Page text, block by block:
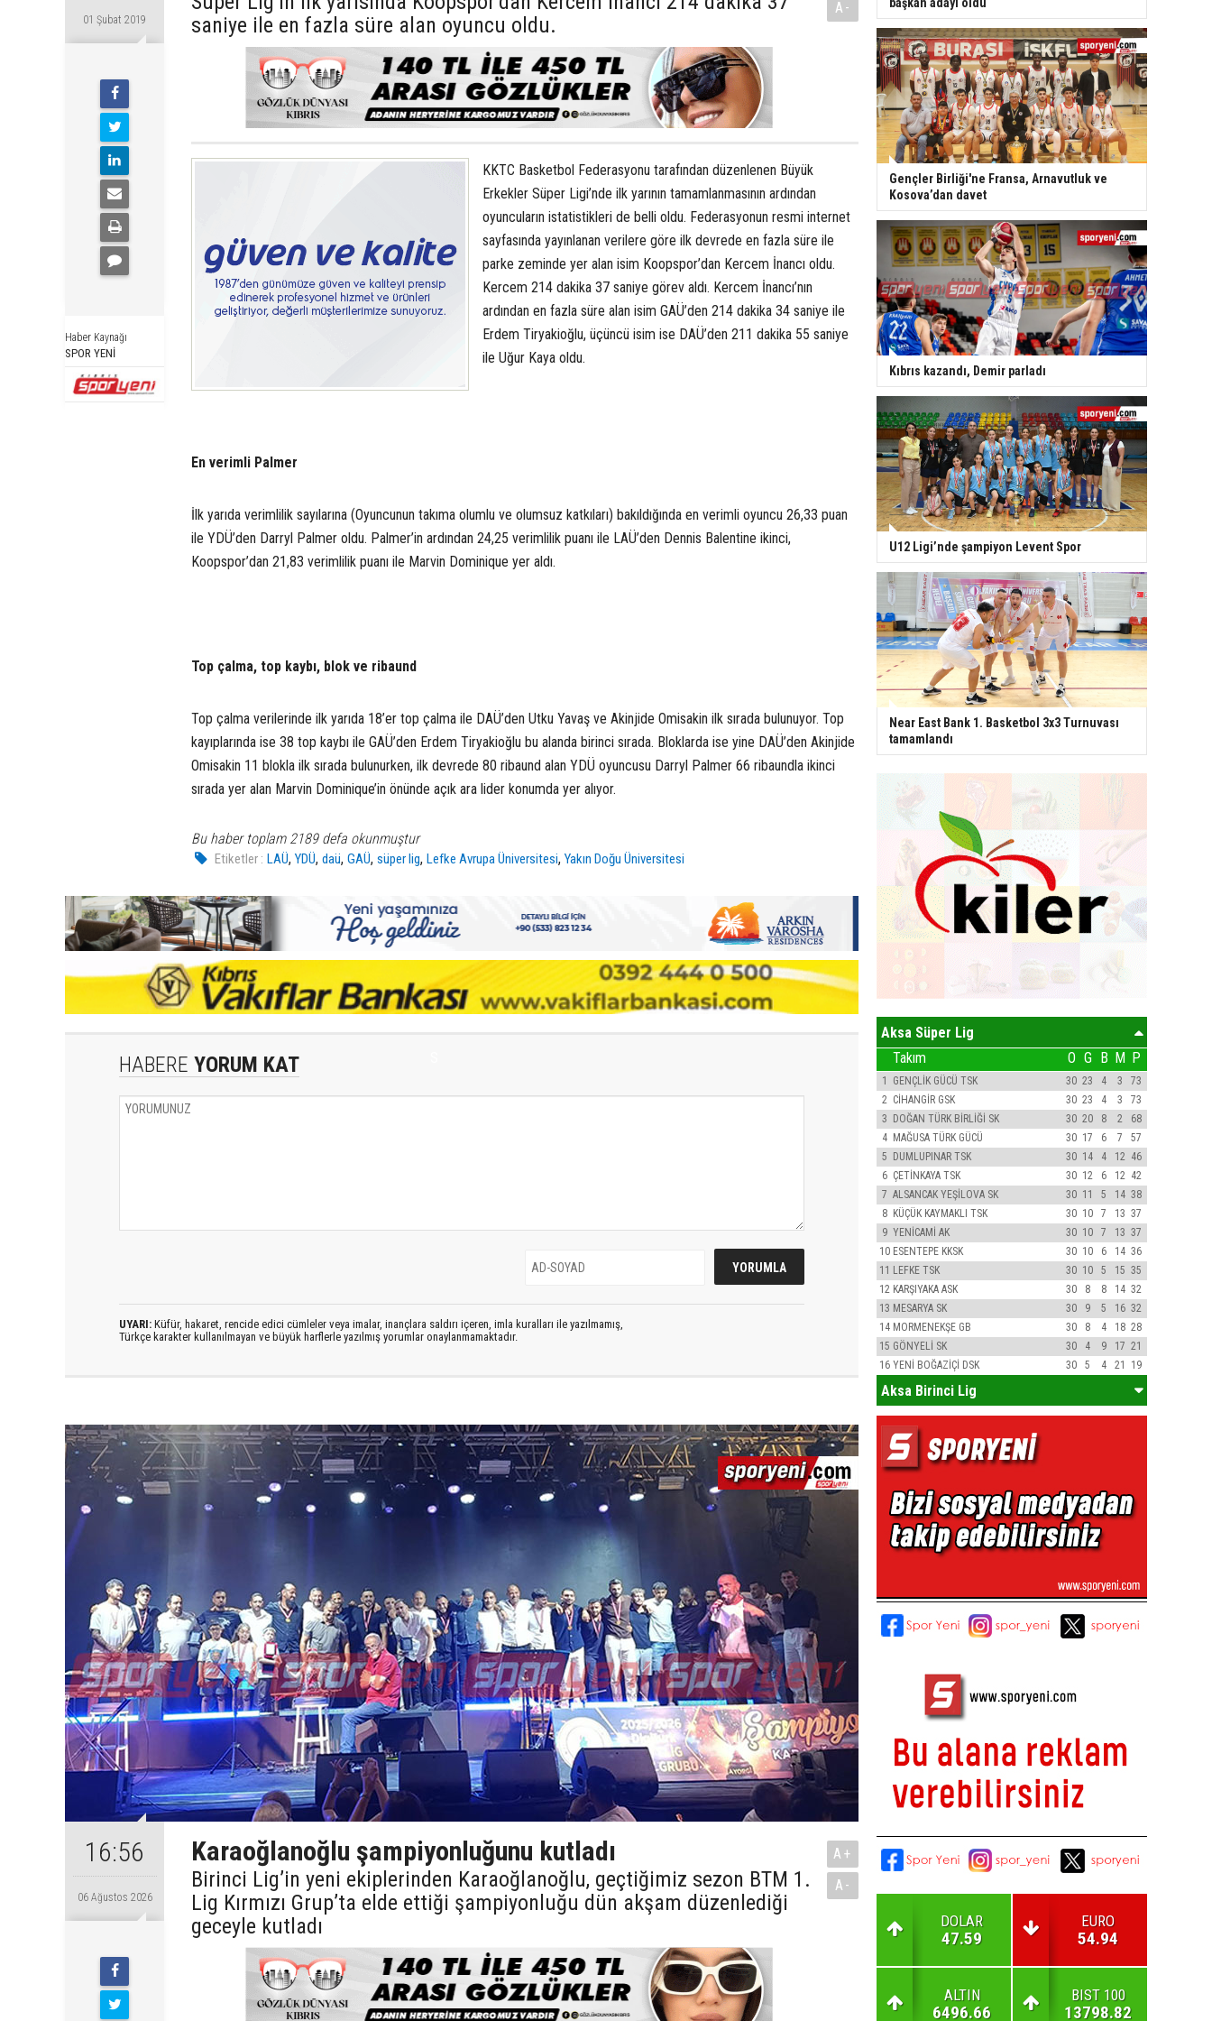
01 Şubat 2019
Haber Kaynağı
SPOR YENİ
saniye ile en fazla süre alan oyuncu oldu.
A-
KKTC Basketbol Federasyonu tarafından düzenlenen Büyük
Erkekler Süper Ligi’nde ilk yarının tamamlanmasının ardından
oyuncuların istatistikleri de belli oldu. Federasyonun resmi internet
sayfasında yayınlanan verilere göre ilk devrede en fazla süre ile
parke zeminde yer alan isim Koopspor’dan Kercem İnancı oldu.
Kercem 214 dakika 37 saniye görev aldı. Kercem İnancı’nın
ardından en fazla süre alan isim GAÜ’den 214 dakika 34 saniye ile
Erdem Tiryakioğlu, üçüncü isim ise DAÜ’den 211 dakika 55 saniye
ile Uğur Kaya oldu.
En verimli Palmer
İlk yarıda verimlilik sayılarına (Oyuncunun takıma olumlu ve olumsuz katkıları) bakıldığında en verimli oyuncu 26,33 puan
ile YDÜ’den Darryl Palmer oldu. Palmer’in ardından 24,25 verimlilik puanı ile LAÜ’den Dennis Balentine ikinci,
Koopspor’dan 21,83 verimlilik puanı ile Marvin Dominique yer aldı.
Top çalma, top kaybı, blok ve ribaund
Top çalma verilerinde ilk yarıda 18’er top çalma ile DAÜ’den Utku Yavaş ve Akinjide Omisakin ilk sırada bulunuyor. Top
kayıplarında ise 38 top kaybı ile GAÜ’den Erdem Tiryakioğlu bu alanda birinci sırada. Bloklarda ise yine DAÜ’den Akinjide
Omisakin 11 blokla ilk sırada bulunurken, ilk devrede 80 ribaund alan YDÜ oyuncusu Darryl Palmer 66 ribaundla ikinci
sırada yer alan Marvin Dominique’in önünde açık ara lider konumda yer alıyor.
Bu haber toplam 2189 defa okunmuştur
Etiketler : LAÜ,YDÜ,daü,GAÜ,süper lig,Lefke Avrupa Üniversitesi,Yakın Doğu Üniversitesi
HABERE YORUM KAT
UYARI: Küfür, hakaret, rencide edici cümleler veya imalar, inançlara saldırı içeren, imla kuralları ile yazılmamış,
Türkçe karakter kullanılmayan ve büyük harflerle yazılmış yorumlar onaylanmamaktadır.
16:56
06 Ağustos 2026
Karaoğlanoğlu şampiyonluğunu kutladı
Birinci Lig’in yeni ekiplerinden Karaoğlanoğlu, geçtiğimiz sezon BTM 1.
Lig Kırmızı Grup’ta elde ettiği şampiyonluğu dün akşam düzenlediği
geceyle kutladı
A+
A-
Gençler Birliği'ne Fransa, Arnavutluk ve
Kosova’dan davet
Kıbrıs kazandı, Demir parladı
U12 Ligi’nde şampiyon Levent Spor
Near East Bank 1. Basketbol 3x3 Turnuvası
tamamlandı
Aksa Süper Lig
Takım O G B M P
1 GENÇLİK GÜCÜ TSK 30 23 4 3
73
2 CİHANGİR GSK 30 23 4 3
73
3 DOĞAN TÜRK BİRLİĞİ SK 30 20 8 2
68
4 MAĞUSA TÜRK GÜCÜ 30 17 6 7
57
5 DUMLUPINAR TSK 30 14 4 12 46
6 ÇETİNKAYA TSK 30 12 6 12 42
7 ALSANCAK YEŞİLOVA SK 30 11 5 14 38
8 KÜÇÜK KAYMAKLI TSK 30 10 7 13 37
9 YENİCAMİ AK 30 10 7 13 37
10 ESENTEPE KKSK 30 10 6 14 36
11 LEFKE TSK 30 10 5 15 35
12 KARŞIYAKA ASK 30 8 8 14 32
13 MESARYA SK 30 9 5 16 32
14 MORMENEKŞE GB 30 8 4 18 28
15 GÖNYELİ SK 30 4 9 17 21
16 YENİ BOĞAZİÇİ DSK 30 5 4 21 19
Aksa Birinci Lig
DOLAR
47.59
EURO
54.94
ALTIN
6496.66
BIST 100
13798.82